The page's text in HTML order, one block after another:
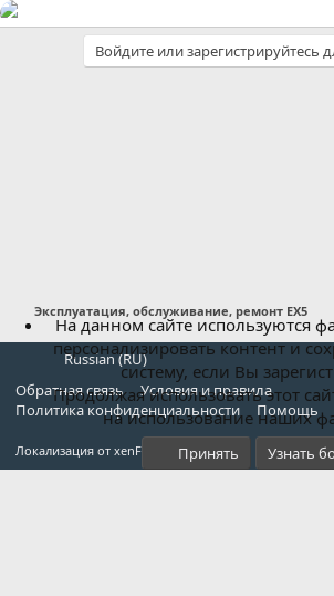
Войдите или зарегистрируйтесь
Эксплуатация, обслуживание, ремонт EX5
Russian (RU)
Обратная связь
Условия и правила
Политика конфиденциальности
Помощь
Локализация от xenForo.Info
На данном сайте используются
персонализировать контент и
систему, если Вы
Продолжая использовать этот
на использование наших
Принять Узнать